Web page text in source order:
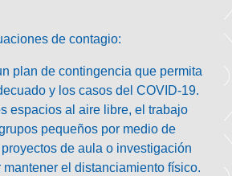
de contagio:
plan de contingencia que permita
y los casos del COVID-19.
espacios al aire libre, el trabajo
pequeños por medio de
de aula o investigación
mantener el distanciamiento físico.